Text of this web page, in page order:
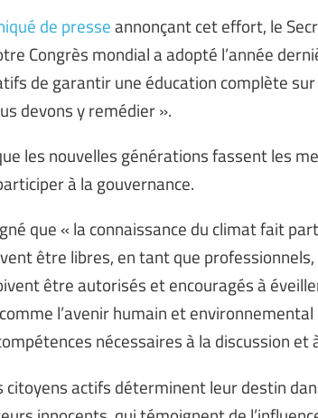
de presseannonçant cet effort, le
Congrès mondial a adopté l’année
de garantir une éducation complète
devons y remédier ».
les nouvelles générations fassent les
à la gouvernance.
que « la connaissance du climat fait
être libres, en tant que
être autorisés et encouragés à
l’avenir humain et
nécessaires à la discussion et
citoyens actifs déterminent leur destin